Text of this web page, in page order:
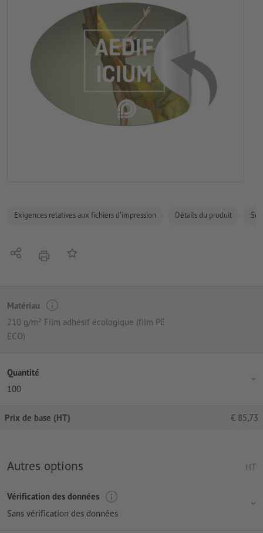
Exigences relatives aux fichiers d'impression Détails du produit
PartagerimprimerAjouter à liste d'article
Matériau
210 g/m² Film adhésif écologique (film PE
ECO)
Quantité
100
Prix de base (HT) € 85,73
Autres options HT
Vérification des données
Sans vérification des données